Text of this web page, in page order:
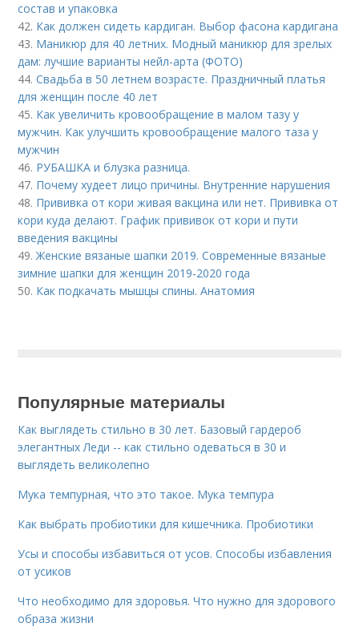
состав и упаковка
42. Как должен сидеть кардиган. Выбор фасона кардигана
43. Маникюр для 40 летних. Модный маникюр для зрелых
дам: лучшие варианты нейл-арта (ФОТО)
44.Свадьба в 50 летнем возрасте. Праздничный платья
для женщин после 40 лет
45. Как увеличить кровообращение в малом тазу у
мужчин. Как улучшить кровообращение малого таза у
мужчин
46. РУБАШКА и блузка разница.
47. Почему худеет лицо причины. Внутренние нарушения
48. Прививка от кори живая вакцина или нет. Прививка от
кори куда делают. График прививок от кори и пути
введения вакцины
49.Женские вязаные шапки 2019. Современные вязаные
зимние шапки для женщин 2019-2020 года
50. Как подкачать мышцы спины. Анатомия
Популярные материалы
Как выглядеть стильно в 30 лет. Базовый гардероб
элегантных Леди -- как стильно одеваться в 30 и
выглядеть великолепно
Мука темпурная, что это такое. Мука темпура
Как выбрать пробиотики для кишечника. Пробиотики
Усы и способы избавиться от усов. Способы избавления
от усиков
Что необходимо для здоровья. Что нужно для здорового
образа жизни